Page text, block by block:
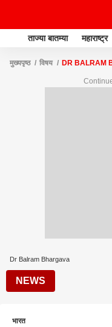
ताज्या बातम्या महाराष्ट्र
मुख्यपृष्ठ विषय DR BALRAM
Dr Balram Bhargava
NEWS
भारत